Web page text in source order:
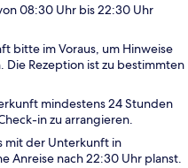
08:30 Uhr bis 22:30 Uhr
bitte im Voraus, um Hinweise
Die Rezeption ist zu bestimmten
mindestens 24 Stunden
in zu arrangieren.
mit der Unterkunft in
Anreise nach 22:30 Uhr planst.